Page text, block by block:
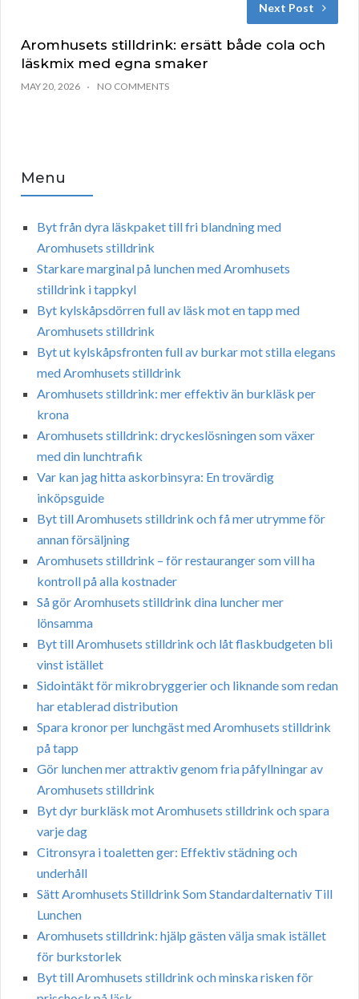
Next Post
Aromhusets stilldrink: ersätt både cola och
läskmix med egna smaker
MAY 20, 2026 NO COMMENTS
Menu
Byt från dyra läskpaket till fri blandning med
Aromhusets stilldrink
Starkare marginal på lunchen med Aromhusets
stilldrink i tappkyl
Byt kylskåpsdörren full av läsk mot en tapp med
Aromhusets stilldrink
Byt ut kylskåpsfronten full av burkar mot stilla elegans
med Aromhusets stilldrink
Aromhusets stilldrink: mer effektiv än burkläsk per
krona
Aromhusets stilldrink: dryckeslösningen som växer
med din lunchtrafik
Var kan jag hitta askorbinsyra: En trovärdig
inköpsguide
Byt till Aromhusets stilldrink och få mer utrymme för
annan försäljning
Aromhusets stilldrink – för restauranger som vill ha
kontroll på alla kostnader
Så gör Aromhusets stilldrink dina luncher mer
lönsamma
Byt till Aromhusets stilldrink och låt flaskbudgeten bli
vinst istället
Sidointäkt för mikrobryggerier och liknande som redan
har etablerad distribution
Spara kronor per lunchgäst med Aromhusets stilldrink
på tapp
Gör lunchen mer attraktiv genom fria påfyllningar av
Aromhusets stilldrink
Byt dyr burkläsk mot Aromhusets stilldrink och spara
varje dag
Citronsyra i toaletten ger: Effektiv städning och
underhåll
Sätt Aromhusets Stilldrink Som Standardalternativ Till
Lunchen
Aromhusets stilldrink: hjälp gästen välja smak istället
för burkstorlek
Byt till Aromhusets stilldrink och minska risken för